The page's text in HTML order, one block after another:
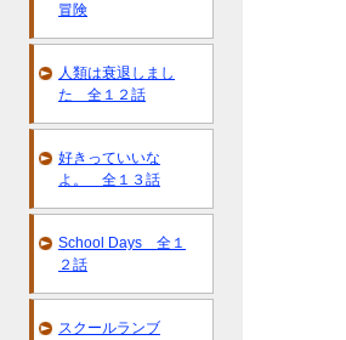
冒険
人類は衰退しまし
た 全１２話
好きっていいな
よ。 全１３話
School Days 全１
２話
スクールランブ